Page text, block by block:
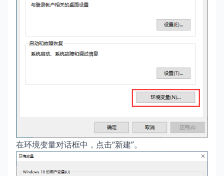
在环境变量对话框中，点击“新建”。